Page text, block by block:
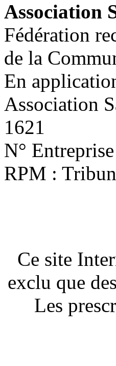
Association
Fédération
de la
En
Association
1621
N°
RPM :
Ce site
exclu que
Les